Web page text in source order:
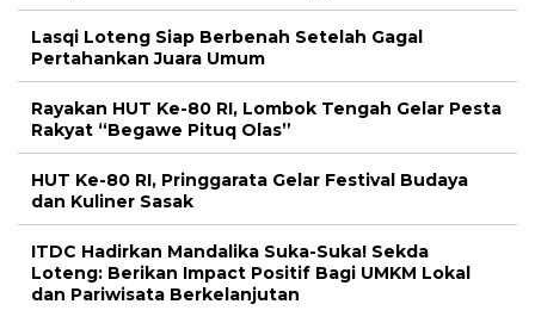
Lasqi Loteng Siap Berbenah Setelah Gagal
Pertahankan Juara Umum
Rayakan HUT Ke-80 RI, Lombok Tengah Gelar Pesta
Rakyat “Begawe Pituq Olas”
HUT Ke-80 RI, Pringgarata Gelar Festival Budaya
dan Kuliner Sasak
ITDC Hadirkan Mandalika Suka-Suka! Sekda
Loteng: Berikan Impact Positif Bagi UMKM Lokal
dan Pariwisata Berkelanjutan